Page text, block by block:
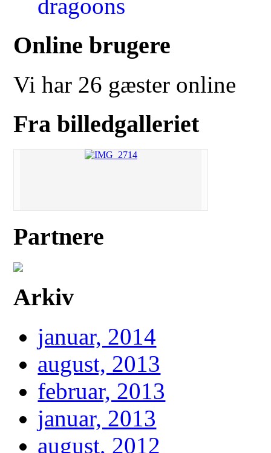
Online brugere
Vi har 26 gæster online
Fra billedgalleriet
Partnere
Arkiv
januar, 2014
august, 2013
februar, 2013
januar, 2013
august, 2012